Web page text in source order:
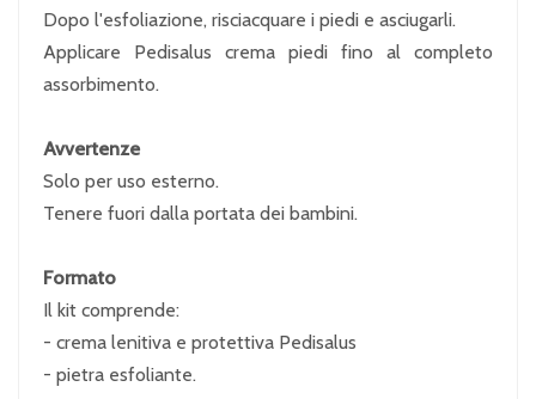
Dopo l'esfoliazione, risciacquare i piedi e asciugarli.
Applicare Pedisalus crema piedi fino al completo
assorbimento.
Avvertenze
Solo per uso esterno.
Tenere fuori dalla portata dei bambini.
Formato
Il kit comprende:
- crema lenitiva e protettiva Pedisalus
- pietra esfoliante.